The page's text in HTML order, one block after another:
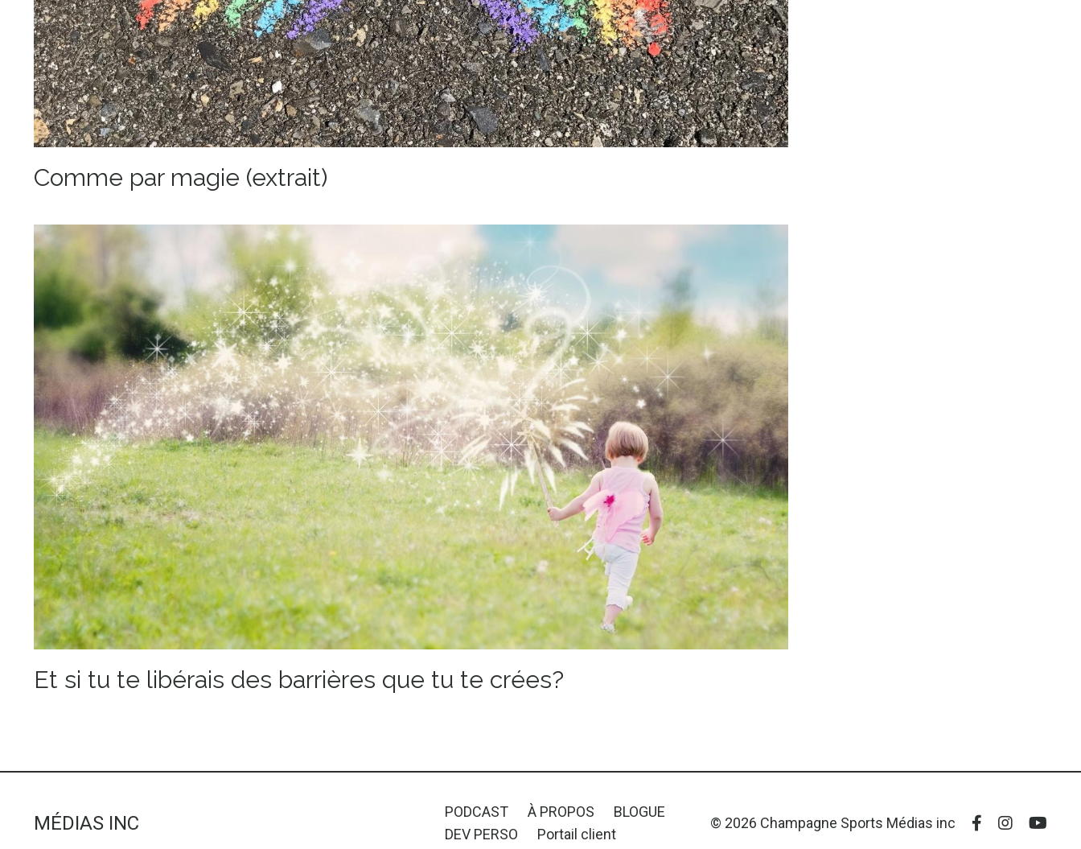
Comme par magie (extrait)
Et si tu te libérais des barrières que tu te crées?
MÉDIAS INC
PODCAST À PROPOS
BLOGUE
DEV PERSO
Portail client
© 2026 Champagne Sports Médias inc